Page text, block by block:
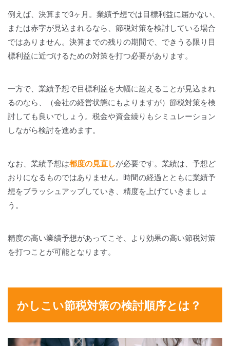
例えば、決算まで3ヶ月。業績予想では目標利益に届かない、
または赤字が見込まれるなら、節税対策を検討している場合
ではありません。決算までの残りの期間で、できうる限り目
標利益に近づけるための対策を打つ必要があります。
一方で、業績予想で目標利益を大幅に超えることが見込まれ
るのなら、（会社の経営状態にもよりますが）節税対策を検
討しても良いでしょう。税金や資金繰りもシミュレーション
しながら検討を進めます。
なお、業績予想は都度の見直しが必要です。業績は、予想ど
おりになるものではありません。時間の経過とともに業績予
想をブラッシュアップしていき、精度を上げていきましょ
う。
精度の高い業績予想があってこそ、より効果の高い節税対策
を打つことが可能となります。
かしこい節税対策の検討順序とは？